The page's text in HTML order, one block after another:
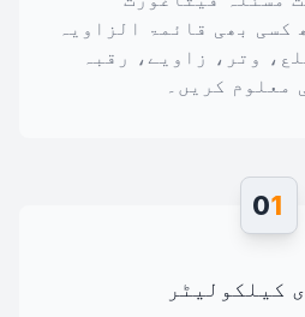
کسی بھی قائمۃ الزاویہ
وتر، زاویے، رقبہ
معلوم کریں۔
01
کیلکولیٹر